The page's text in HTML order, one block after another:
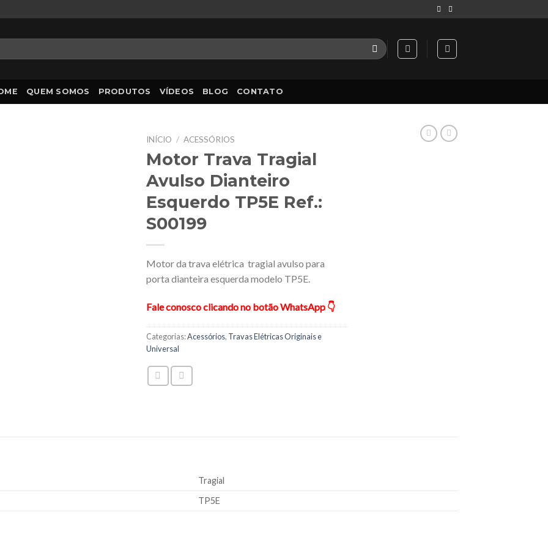
QUEM SOMOS PRODUTOS VÍDEOS BLOG CONTATO
INÍCIO / ACESSÓRIOS
Motor Trava Tragial
Avulso Dianteiro
Esquerdo TP5E Ref.:
S00199
Motor da trava elétrica tragial avulso para
porta dianteira esquerda modelo TP5E.
Fale conosco clicando no botão WhatsApp 👇
Categorias:Acessórios, Travas Elétricas Originais e
Universal
Tragial
TP5E